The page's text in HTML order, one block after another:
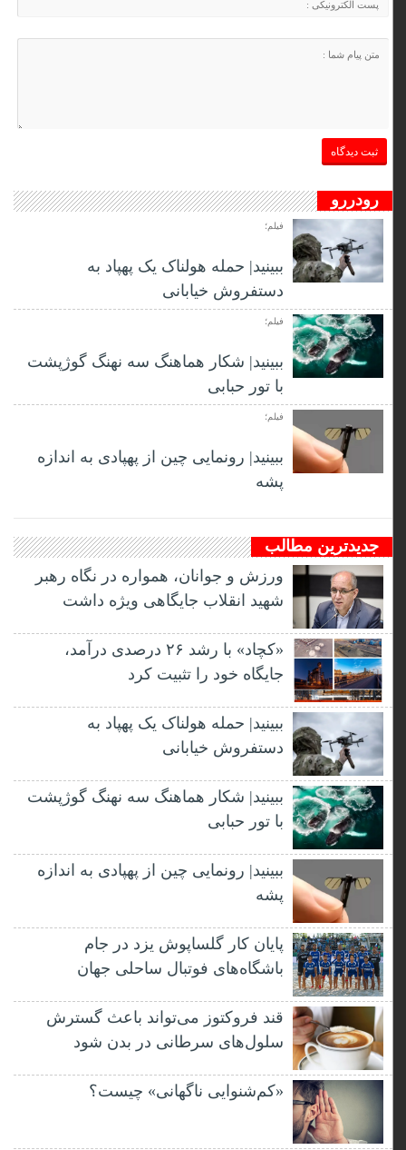
رودررو
فیلم؛
ببینید| حمله هولناک یک پهپاد به
دستفروش خیابانی
فیلم؛
ببینید| شکار هماهنگ سه نهنگ گوژپشت
با تور حبابی
فیلم؛
ببینید| رونمایی چین از پهپادی به اندازه
پشه
جدیدترین مطالب
ورزش و جوانان، همواره در نگاه رهبر
شهید انقلاب جایگاهی ویژه داشت
«کچاد» با رشد ۲۶ درصدی درآمد،
جایگاه خود را تثبیت کرد
ببینید| حمله هولناک یک پهپاد به
دستفروش خیابانی
ببینید| شکار هماهنگ سه نهنگ گوژپشت
با تور حبابی
ببینید| رونمایی چین از پهپادی به اندازه
پشه
پایان کار گلساپوش یزد در جام
باشگاه‌های فوتبال ساحلی جهان
قند فروکتوز می‌تواند باعث گسترش
سلول‌های سرطانی در بدن شود
«کم‌شنوایی ناگهانی» چیست؟